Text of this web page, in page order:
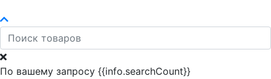
По вашему запросу {{info.searchCount}}